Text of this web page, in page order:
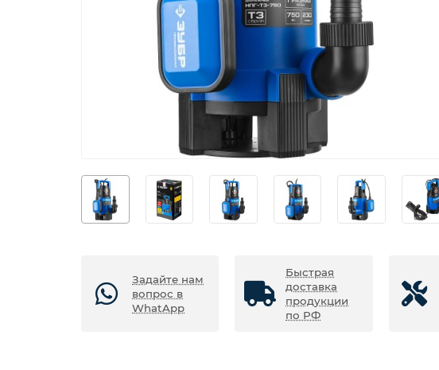
Задайте нам
вопрос в
WhatApp
Быстрая
доставка
продукции
по РФ